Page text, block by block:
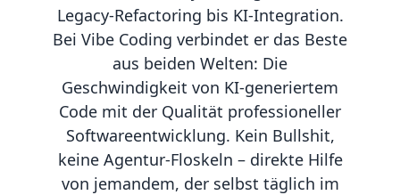
Legacy-Refactoring bis KI-Integration.
Bei Vibe Coding verbindet er das Beste
aus beiden Welten: Die
Geschwindigkeit von KI-generiertem
Code mit der Qualität professioneller
Softwareentwicklung. Kein Bullshit,
keine Agentur-Floskeln – direkte Hilfe
von jemandem, der selbst täglich im